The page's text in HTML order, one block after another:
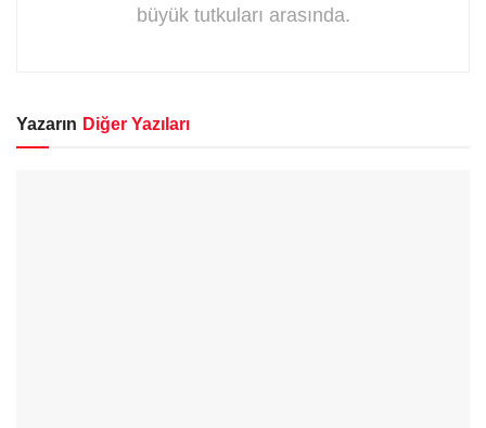
büyük tutkuları arasında.
Yazarın Diğer Yazıları